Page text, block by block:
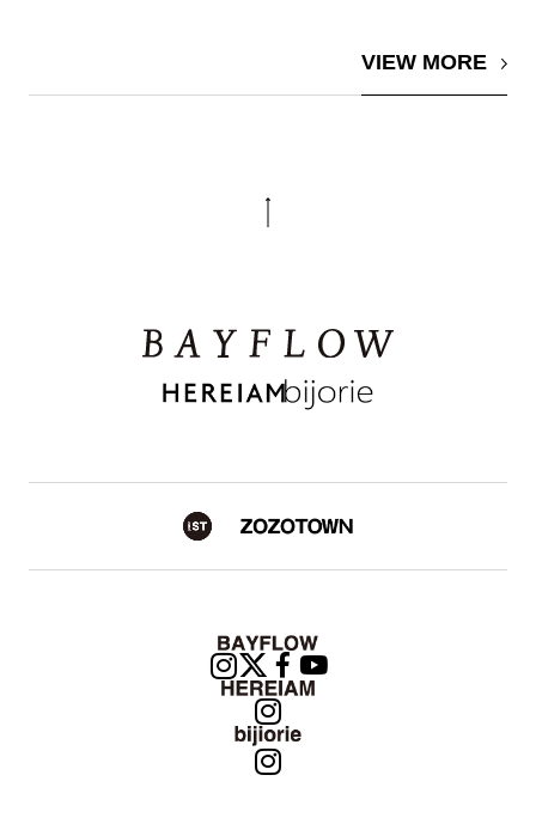
VIEW MORE